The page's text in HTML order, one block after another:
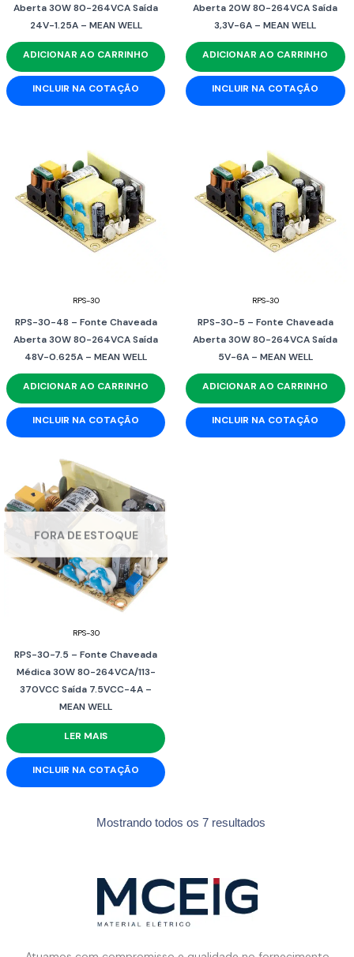
Aberta 30W 80-264VCA Saída
24V-1.25A – MEAN WELL
ADICIONAR AO CARRINHO
INCLUIR NA COTAÇÃO
Aberta 20W 80-264VCA Saída
3,3V-6A – MEAN WELL
ADICIONAR AO CARRINHO
INCLUIR NA COTAÇÃO
RPS-30
RPS-30-48 – Fonte Chaveada
Aberta 30W 80-264VCA Saída
48V-0.625A – MEAN WELL
ADICIONAR AO CARRINHO
INCLUIR NA COTAÇÃO
RPS-30
RPS-30-5 – Fonte Chaveada
Aberta 30W 80-264VCA Saída
5V-6A – MEAN WELL
ADICIONAR AO CARRINHO
INCLUIR NA COTAÇÃO
FORA DE ESTOQUE
RPS-30
RPS-30-7.5 – Fonte Chaveada
Médica 30W 80-264VCA/113-
370VCC Saída 7.5VCC-4A –
MEAN WELL
LER MAIS
INCLUIR NA COTAÇÃO
Mostrando todos os 7 resultados